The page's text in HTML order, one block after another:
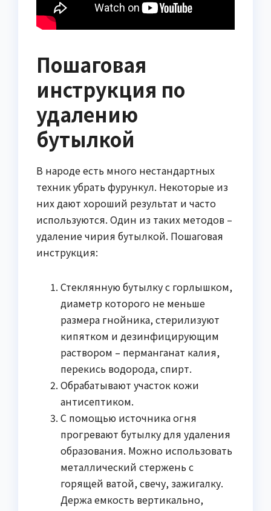
Пошаговая
инструкция по
удалению
бутылкой
В народе есть много нестандартных
техник убрать фурункул. Некоторые из
них дают хороший результат и часто
используются. Один из таких методов –
удаление чирия бутылкой. Пошаговая
инструкция:
Стеклянную бутылку с горлышком,
диаметр которого не меньше
размера гнойника, стерилизуют
кипятком и дезинфицирующим
раствором – перманганат калия,
перекись водорода, спирт.
Обрабатывают участок кожи
антисептиком.
С помощью источника огня
прогревают бутылку для удаления
образования. Можно использовать
металлический стержень с
горящей ватой, свечу, зажигалку.
Держа емкость вертикально,